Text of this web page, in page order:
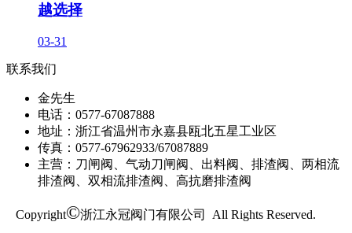
越选择
03-31
联系我们
金先生
电话：0577-67087888
地址：浙江省温州市永嘉县瓯北五星工业区
传真：0577-67962933/67087889
主营：刀闸阀、气动刀闸阀、出料阀、排渣阀、两相流
排渣阀、双相流排渣阀、高抗磨排渣阀
Copyright©浙江永冠阀门有限公司 All Rights Reserved.